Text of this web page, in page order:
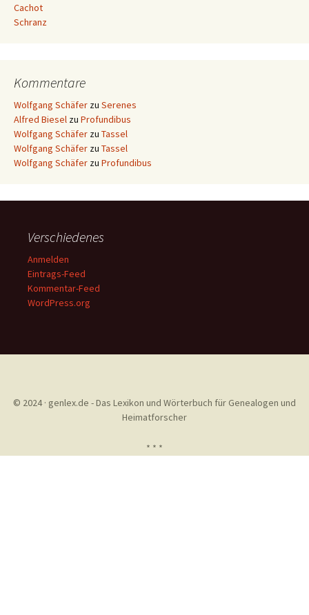
Cachot
Schranz
Kommentare
Wolfgang Schäfer zu Serenes
Alfred Biesel zu Profundibus
Wolfgang Schäfer zu Tassel
Wolfgang Schäfer zu Tassel
Wolfgang Schäfer zu Profundibus
Verschiedenes
Anmelden
Eintrags-Feed
Kommentar-Feed
WordPress.org
© 2024 · genlex.de - Das Lexikon und Wörterbuch für Genealogen und
Heimatforscher
* * *